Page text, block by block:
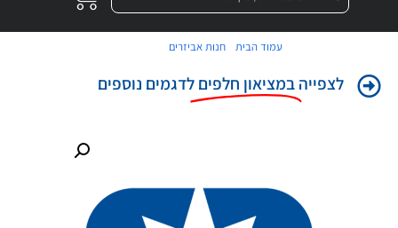
עמוד הבית /חנות אביזרים
לצפייהבמציאון חלפים לדגמים נוספים